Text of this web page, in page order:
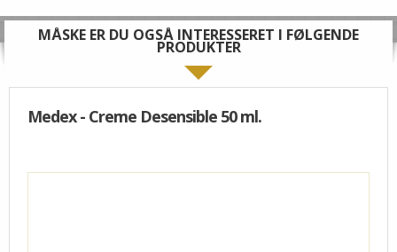
MÅSKE ER DU OGSÅ INTERESSERET I FØLGENDE
PRODUKTER
Medex - Creme Desensible 50 ml.